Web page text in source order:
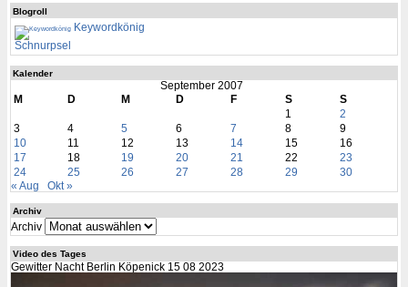
Blogroll
Keywordkönig
Schnurpsel
Kalender
September 2007
M
D M D F S
S
1
2
3
4 5 6 7 8
9
10
11 12 13 14 15
16
17
18 19 20 21 22
23
24
25 26 27 28 29
30
« Aug
Okt »
Archiv
Archiv
Video des Tages
Gewitter Nacht Berlin Köpenick 15 08 2023